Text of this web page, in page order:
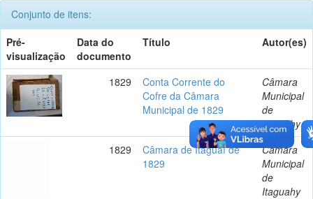
Conjunto de itens:
Pré-
visualização
Data do
documento
Título Autor(es)
1829
Conta Corrente do
Cofre da Câmara
Municipal de 1829
Câmara
Municipal
de
Itaguahy
1829
Câmara de Itaguaí de
1829
Câmara
Municipal
de
Itaguahy